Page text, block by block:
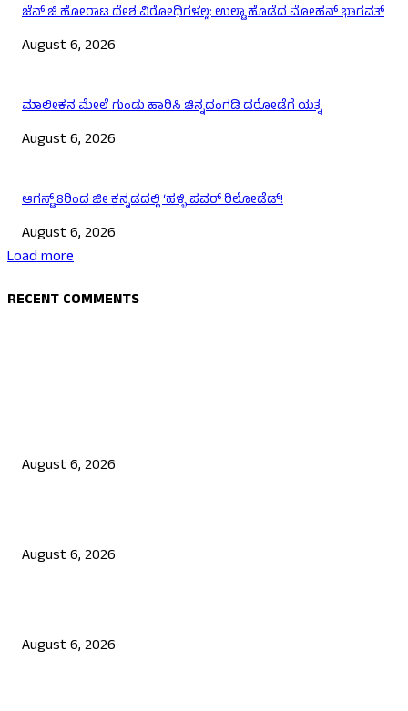
ಜೆನ್ ಜಿ ಹೋರಾಟ ದೇಶ ವಿರೋಧಿಗಳಲ್ಲ: ಉಲ್ಟಾ ಹೊಡೆದ ಮೋಹನ್ ಭಾಗವತ್
August 6, 2026
ಮಾಲೀಕನ ಮೇಲೆ ಗುಂಡು ಹಾರಿಸಿ ಚಿನ್ನದಂಗಡಿ ದರೋಡೆಗೆ ಯತ್ನ
August 6, 2026
ಆಗಸ್ಟ್ 8ರಿಂದ ಜೀ ಕನ್ನಡದಲ್ಲಿ ‘ಹಳ್ಳಿ ಪವರ್ ರಿಲೋಡೆಡ್!
August 6, 2026
Load more
RECENT COMMENTS
August 6, 2026
August 6, 2026
August 6, 2026